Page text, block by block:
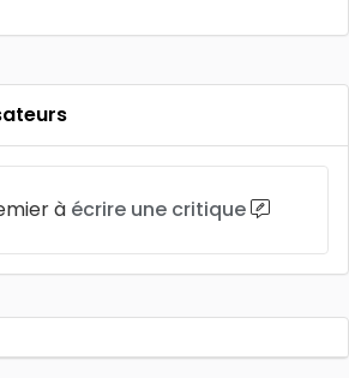
à écrire une critique